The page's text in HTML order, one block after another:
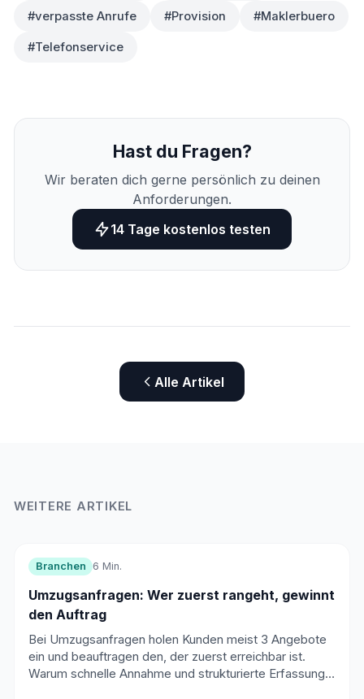
#verpasste Anrufe #Provision #Maklerbuero
#Telefonservice
Hast du Fragen?
Wir beraten dich gerne persönlich zu deinen
Anforderungen.
14 Tage kostenlos testen
Alle Artikel
WEITERE ARTIKEL
Branchen 6 Min.
Umzugsanfragen: Wer zuerst rangeht, gewinnt
den Auftrag
Bei Umzugsanfragen holen Kunden meist 3 Angebote
ein und beauftragen den, der zuerst erreichbar ist.
Warum schnelle Annahme und strukturierte Erfassung